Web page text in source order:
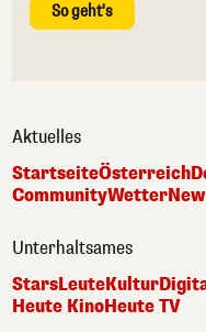
So geht's
Aktuelles
StartseiteÖsterreich
CommunityWetter
Unterhaltsames
StarsLeuteKultur
Heute KinoHeute TV